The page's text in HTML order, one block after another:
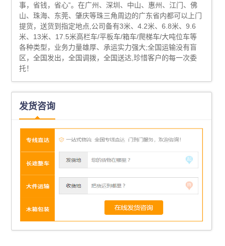
事，省钱，省心”。在广州、深圳、中山、惠州、江门、佛
山、珠海、东莞、肇庆等珠三角周边的广东省内都可以上门
提货，送货到指定地点,公司备有3米、4.2米、6.8米、9.6
米、13米、17.5米高栏车/平板车/箱车/爬梯车/大吨位车等
各种类型，业务力量雄厚、承运实力强大;全国运输没有盲
区，全国发出，全国调拨，全国送达,珍惜客户的每一次委
托！
发货咨询